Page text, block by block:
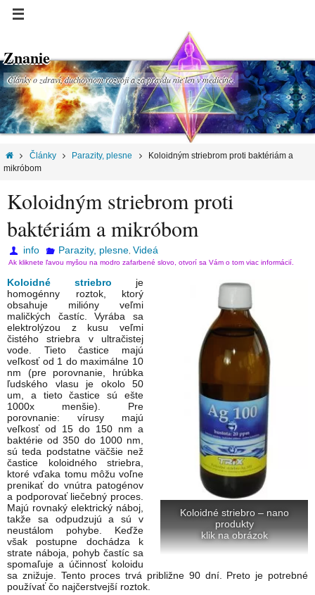
Znanie
Články o zdraví, duchovnom rozvoji a za pravdu nie len v medicíne.
Články Parazity, plesne
Koloidným striebrom proti baktériám a
mikróbom
Koloidným striebrom proti
baktériám a mikróbom
info Parazity, plesne, Videá
Ak kliknete ľavou myšou na modro zafarbené slovo, otvorí sa Vám o tom viac informácií.
Koloidné striebro – nano
produkty
klik na obrázok
Koloidné striebro je
homogénny roztok, ktorý
obsahuje milióny veľmi
maličkých častíc. Vyrába sa
elektrolýzou z kusu veľmi
čistého striebra v ultračistej
vode. Tieto častice majú
veľkosť od 1 do maximálne 10
nm (pre porovnanie, hrúbka
ľudského vlasu je okolo 50
um, a tieto častice sú ešte
1000x menšie). Pre
porovnanie: vírusy majú
veľkosť od 15 do 150 nm a
baktérie od 350 do 1000 nm,
sú teda podstatne väčšie než
častice koloidného striebra,
ktoré vďaka tomu môžu voľne
prenikať do vnútra patogénov
a podporovať liečebný proces.
Majú rovnaký elektrický náboj,
takže sa odpudzujú a sú v
neustálom pohybe. Keďže
však postupne dochádza k
strate náboja, pohyb častíc sa
spomaľuje a účinnosť koloidu
sa znižuje. Tento proces trvá približne 90 dní. Preto je potrebné
používať čo najčerstvejší roztok.